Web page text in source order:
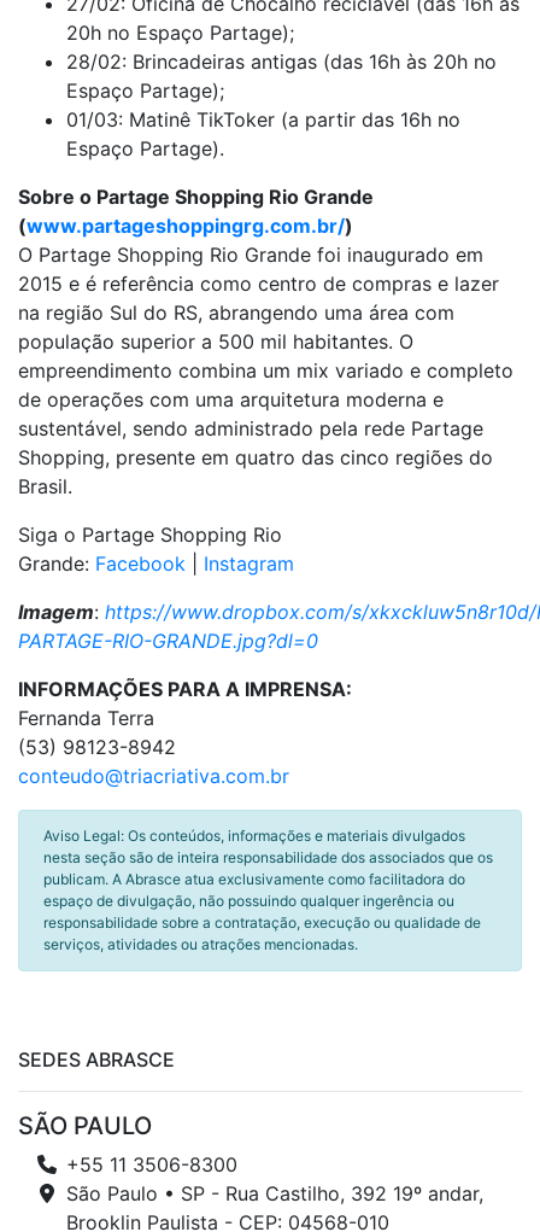
20h no Espaço Partage);
28/02: Brincadeiras antigas (das 16h às 20h no
Espaço Partage);
01/03: Matinê TikToker (a partir das 16h no
Espaço Partage).
Sobre o Partage Shopping Rio Grande
(www.partageshoppingrg.com.br/)
O Partage Shopping Rio Grande foi inaugurado em
2015 e é referência como centro de compras e lazer
na região Sul do RS, abrangendo uma área com
população superior a 500 mil habitantes. O
empreendimento combina um mix variado e completo
de operações com uma arquitetura moderna e
sustentável, sendo administrado pela rede Partage
Shopping, presente em quatro das cinco regiões do
Brasil.
Siga o Partage Shopping Rio
Grande: Facebook
Instagram
Imagem: https://www.dropbox.com/s/xkxckluw5n8r10d/
PARTAGE-RIO-GRANDE.jpg?dl=0
INFORMAÇÕES PARA A IMPRENSA:
Fernanda Terra
(53) 98123-8942
conteudo@triacriativa.com.br
Aviso Legal: Os conteúdos, informações e materiais divulgados
nesta seção são de inteira responsabilidade dos associados que os
publicam. A Abrasce atua exclusivamente como facilitadora do
espaço de divulgação, não possuindo qualquer ingerência ou
responsabilidade sobre a contratação, execução ou qualidade de
serviços, atividades ou atrações mencionadas.
SEDES ABRASCE
SÃO PAULO
+55 11 3506-8300
São Paulo • SP - Rua Castilho, 392 19º andar,
Brooklin Paulista - CEP: 04568-010